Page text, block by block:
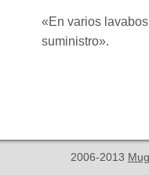
«En varios
suministro».
2006-2013